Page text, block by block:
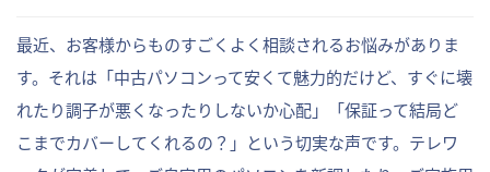
最近、お客様からものすごくよく相談されるお悩みがありま
す。それは「中古パソコンって安くて魅力的だけど、すぐに壊
れたり調子が悪くなったりしないか心配」「保証って結局ど
こまでカバーしてくれるの？」という切実な声です。テレワ